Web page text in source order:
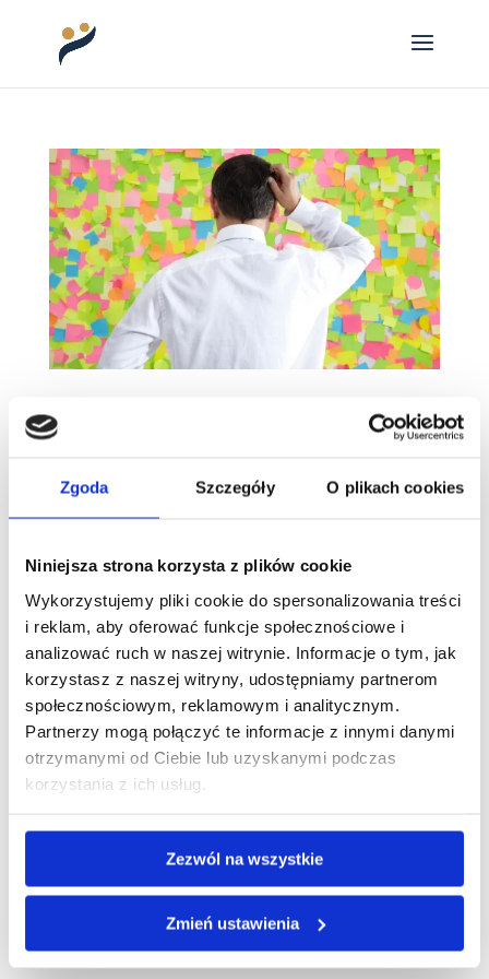
Zgoda Szczegóły O plikach cookies
Niniejsza strona korzysta z plików cookie
Wykorzystujemy pliki cookie do spersonalizowania treści
i reklam, aby oferować funkcje społecznościowe i
analizować ruch w naszej witrynie. Informacje o tym, jak
korzystasz z naszej witryny, udostępniamy partnerom
społecznościowym, reklamowym i analitycznym.
Partnerzy mogą połączyć te informacje z innymi danymi
otrzymanymi od Ciebie lub uzyskanymi podczas
korzystania z ich usług.
Zezwól na wszystkie
Zmień ustawienia
Słabe strony talentów wykonawczych
Gallupa
Słabe strony talentów wykonawczych Gallupa –
jak je rozpoznać i co z nimi zrobić? „Mam
w sobie ciągłą potrzebę osiągania. Jestem
spokojnie.” „Próbuję rozwiązywać problemy,
które jeszcze...
Obserwuj mnie
Ostatnie wpisy
Talenty kontrastowe: dlaczego kłócimy
się, choć chcemy tego samego?